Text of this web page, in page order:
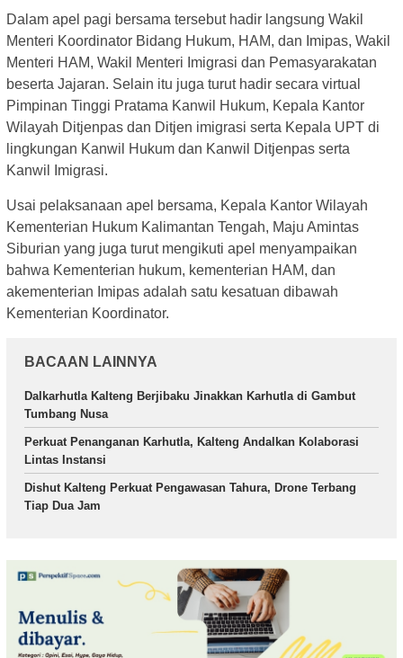
Dalam apel pagi bersama tersebut hadir langsung Wakil
Menteri Koordinator Bidang Hukum, HAM, dan Imipas, Wakil
Menteri HAM, Wakil Menteri Imigrasi dan Pemasyarakatan
beserta Jajaran. Selain itu juga turut hadir secara virtual
Pimpinan Tinggi Pratama Kanwil Hukum, Kepala Kantor
Wilayah Ditjenpas dan Ditjen imigrasi serta Kepala UPT di
lingkungan Kanwil Hukum dan Kanwil Ditjenpas serta
Kanwil Imigrasi.
Usai pelaksanaan apel bersama, Kepala Kantor Wilayah
Kementerian Hukum Kalimantan Tengah, Maju Amintas
Siburian yang juga turut mengikuti apel menyampaikan
bahwa Kementerian hukum, kementerian HAM, dan
akementerian Imipas adalah satu kesatuan dibawah
Kementerian Koordinator.
BACAAN LAINNYA
Dalkarhutla Kalteng Berjibaku Jinakkan Karhutla di Gambut
Tumbang Nusa
Perkuat Penanganan Karhutla, Kalteng Andalkan Kolaborasi
Lintas Instansi
Dishut Kalteng Perkuat Pengawasan Tahura, Drone Terbang
Tiap Dua Jam